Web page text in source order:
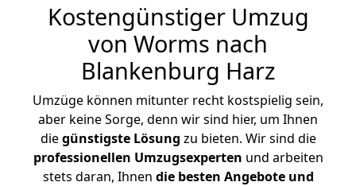
Kostengünstiger Umzug
von Worms nach
Blankenburg Harz
Umzüge können mitunter recht kostspielig sein,
aber keine Sorge, denn wir sind hier, um Ihnen
diegünstigste Lösung zu bieten. Wir sind die
professionellen Umzugsexperten und arbeiten
stets daran, Ihnen die besten Angebote und